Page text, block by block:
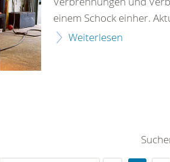
einem Schock einher.
Weiterlesen